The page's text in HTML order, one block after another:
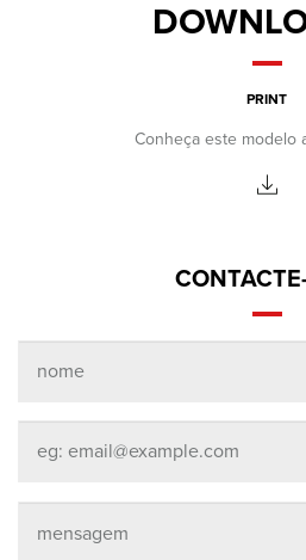
PRINT
Conheça este modelo